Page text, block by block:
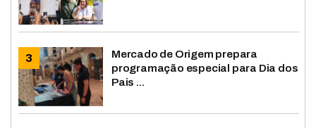
Mercado de Origem prepara
programação especial para Dia dos
Pais ...